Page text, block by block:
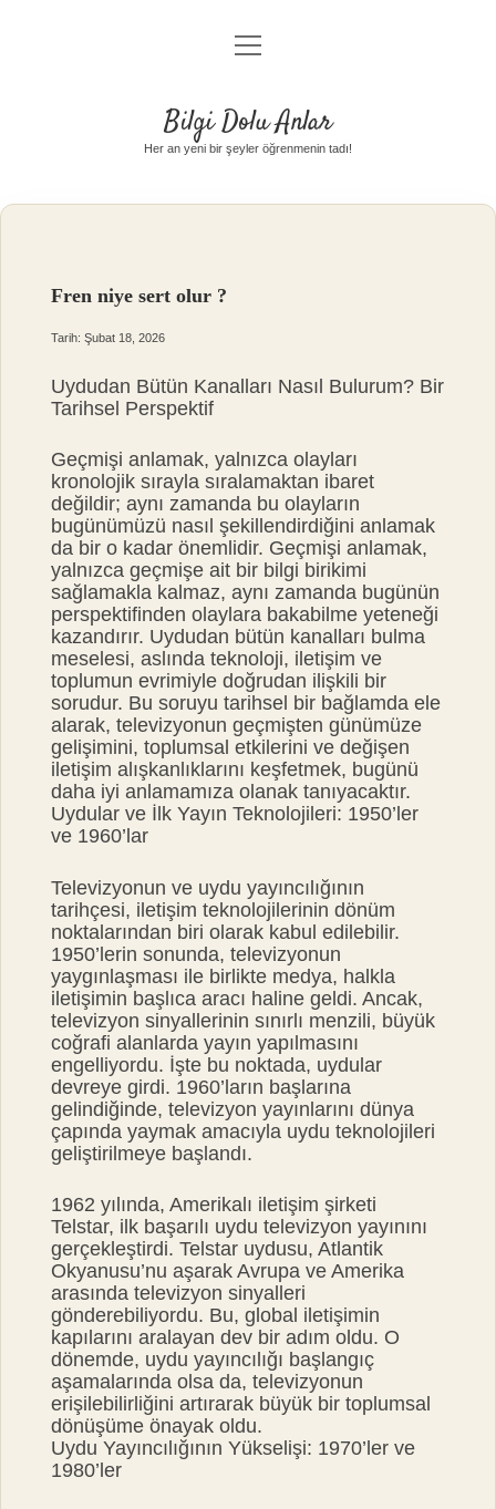
Anasayfa
Yasal Uyarı
menüyü
aç
Bilgi Dolu Anlar
Her an yeni bir şeyler öğrenmenin tadı!
Fren niye sert olur ?
Tarih: Şubat 18, 2026
Uydudan Bütün Kanalları Nasıl Bulurum? Bir
Tarihsel Perspektif
Geçmişi anlamak, yalnızca olayları
kronolojik sırayla sıralamaktan ibaret
değildir; aynı zamanda bu olayların
bugünümüzü nasıl şekillendirdiğini anlamak
da bir o kadar önemlidir. Geçmişi anlamak,
yalnızca geçmişe ait bir bilgi birikimi
sağlamakla kalmaz, aynı zamanda bugünün
perspektifinden olaylara bakabilme yeteneği
kazandırır. Uydudan bütün kanalları bulma
meselesi, aslında teknoloji, iletişim ve
toplumun evrimiyle doğrudan ilişkili bir
sorudur. Bu soruyu tarihsel bir bağlamda ele
alarak, televizyonun geçmişten günümüze
gelişimini, toplumsal etkilerini ve değişen
iletişim alışkanlıklarını keşfetmek, bugünü
daha iyi anlamamıza olanak tanıyacaktır.
Uydular ve İlk Yayın Teknolojileri: 1950’ler
ve 1960’lar
Televizyonun ve uydu yayıncılığının
tarihçesi, iletişim teknolojilerinin dönüm
noktalarından biri olarak kabul edilebilir.
1950’lerin sonunda, televizyonun
yaygınlaşması ile birlikte medya, halkla
iletişimin başlıca aracı haline geldi. Ancak,
televizyon sinyallerinin sınırlı menzili, büyük
coğrafi alanlarda yayın yapılmasını
engelliyordu. İşte bu noktada, uydular
devreye girdi. 1960’ların başlarına
gelindiğinde, televizyon yayınlarını dünya
çapında yaymak amacıyla uydu teknolojileri
geliştirilmeye başlandı.
1962 yılında, Amerikalı iletişim şirketi
Telstar, ilk başarılı uydu televizyon yayınını
gerçekleştirdi. Telstar uydusu, Atlantik
Okyanusu’nu aşarak Avrupa ve Amerika
arasında televizyon sinyalleri
gönderebiliyordu. Bu, global iletişimin
kapılarını aralayan dev bir adım oldu. O
dönemde, uydu yayıncılığı başlangıç
aşamalarında olsa da, televizyonun
erişilebilirliğini artırarak büyük bir toplumsal
dönüşüme önayak oldu.
Uydu Yayıncılığının Yükselişi: 1970’ler ve
1980’ler